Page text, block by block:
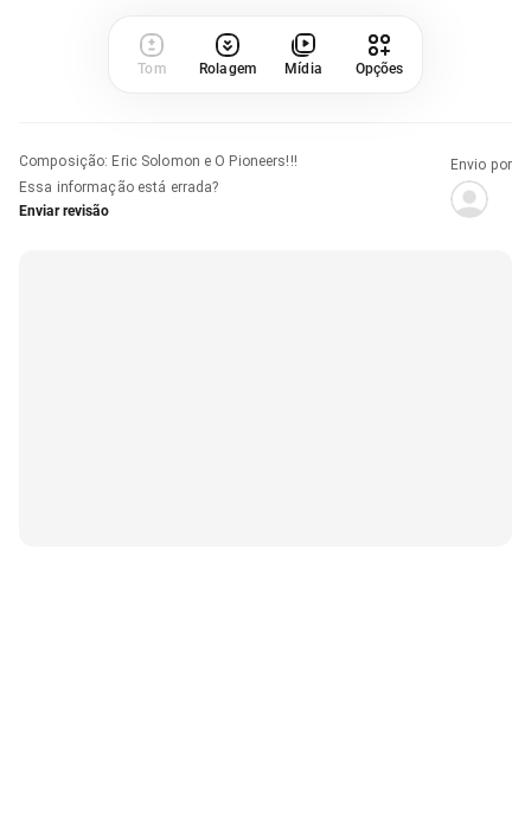
Tom Rolagem Mídia Opções
Composição: Eric Solomon e O Pioneers!!!
Essa informação está errada?
Enviar revisão
Envio por